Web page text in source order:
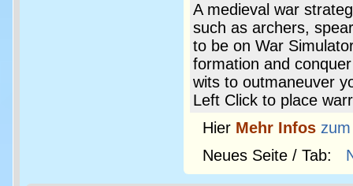
A medieval war
such as archers,
to be on War
formation and
wits to outmaneuver
Left Click to place
Hier Mehr Infos
Neues Seite / Tab: